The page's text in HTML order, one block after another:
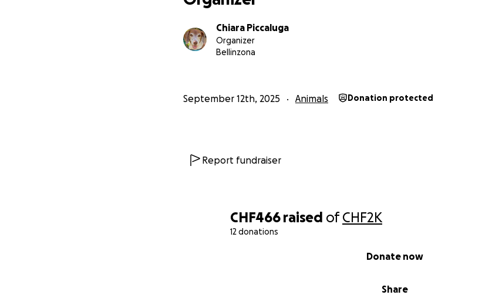
CHF466 raised ofCHF2K
12 donations
Share
Donate now
Chiara Piccaluga
Organizer
Bellinzona
September 12th, 2025 Animals Donation protected
Report fundraiser